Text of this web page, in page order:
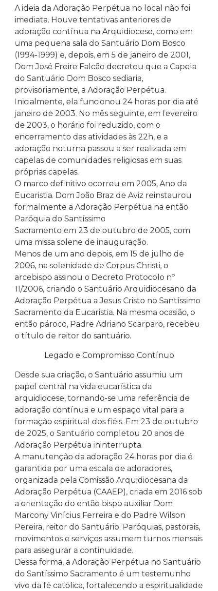
A ideia da Adoração Perpétua no local não foi
imediata. Houve tentativas anteriores de
adoração contínua na Arquidiocese, como em
uma pequena sala do Santuário Dom Bosco
(1994-1999) e, depois, em 5 de janeiro de 2001,
Dom José Freire Falcão decretou que a Capela
do Santuário Dom Bosco sediaria,
provisoriamente, a Adoração Perpétua.
Inicialmente, ela funcionou 24 horas por dia até
janeiro de 2003. No mês seguinte, em fevereiro
de 2003, o horário foi reduzido, com o
encerramento das atividades às 22h, e a
adoração noturna passou a ser realizada em
capelas de comunidades religiosas em suas
próprias capelas.
O marco definitivo ocorreu em 2005, Ano da
Eucaristia. Dom João Braz de Aviz reinstaurou
formalmente a Adoração Perpétua na então
Paróquia do Santíssimo
Sacramento em 23 de outubro de 2005, com
uma missa solene de inauguração.
Menos de um ano depois, em 15 de julho de
2006, na solenidade de Corpus Christi, o
arcebispo assinou o Decreto Protocolo nº
11/2006, criando o Santuário Arquidiocesano da
Adoração Perpétua a Jesus Cristo no Santíssimo
Sacramento da Eucaristia. Na mesma ocasião, o
então pároco, Padre Adriano Scarparo, recebeu
o título de reitor do santuário.
Legado e Compromisso Contínuo
Desde sua criação, o Santuário assumiu um
papel central na vida eucarística da
arquidiocese, tornando-se uma referência de
adoração contínua e um espaço vital para a
formação espiritual dos fiéis. Em 23 de outubro
de 2025, o Santuário completou 20 anos de
Adoração Perpétua ininterrupta.
A manutenção da adoração 24 horas por dia é
garantida por uma escala de adoradores,
organizada pela Comissão Arquidiocesana da
Adoração Perpétua (CAAEP), criada em 2016 sob
a orientação do então bispo auxiliar Dom
Marcony Vinícius Ferreira e do Padre Wilson
Pereira, reitor do Santuário. Paróquias, pastorais,
movimentos e serviços assumem turnos mensais
para assegurar a continuidade.
Dessa forma, a Adoração Perpétua no Santuário
do Santíssimo Sacramento é um testemunho
vivo da fé católica, fortalecendo a espiritualidade